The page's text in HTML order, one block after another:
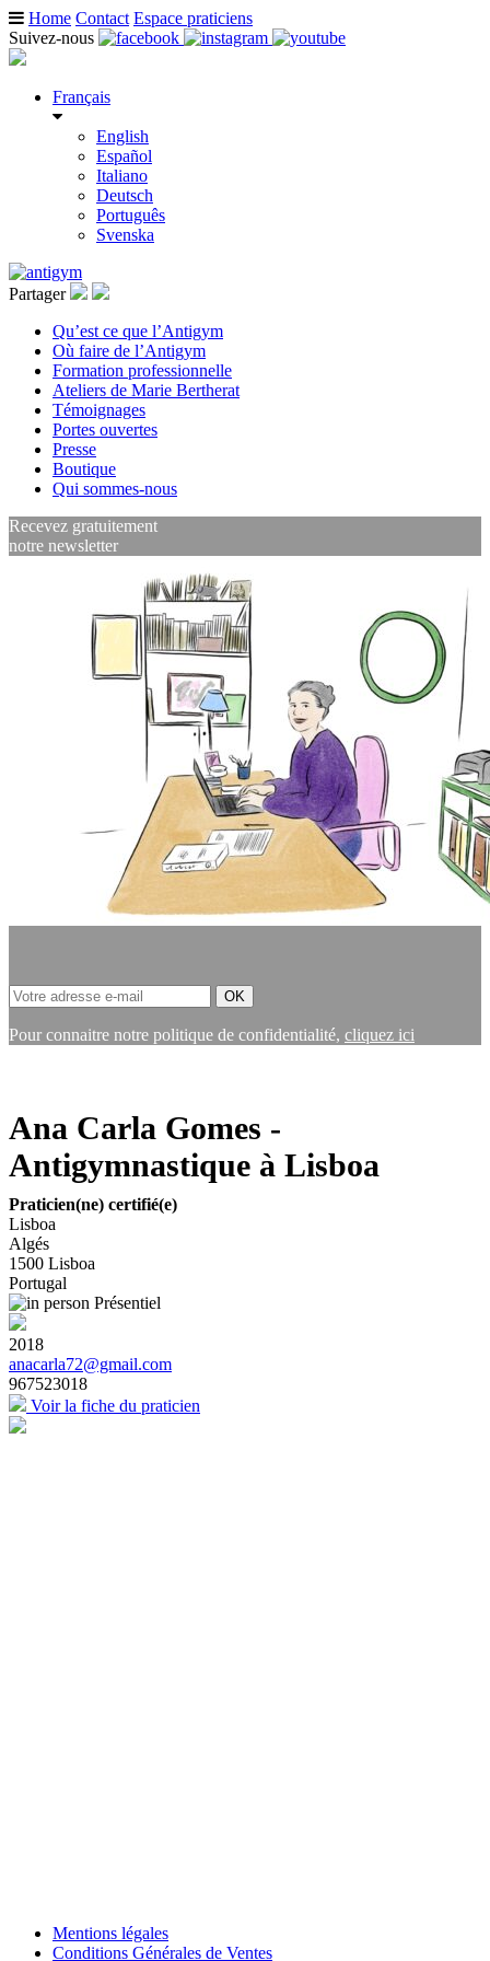
Home Contact Espace praticiens
Suivez-nous
Français
English
Español
Italiano
Deutsch
Português
Svenska
Partager
Qu’est ce que l’Antigym
Où faire de l’Antigym
Formation professionnelle
Ateliers de Marie Bertherat
Témoignages
Portes ouvertes
Presse
Boutique
Qui sommes-nous
Recevez gratuitement
notre newsletter
Pour connaitre notre politique de confidentialité, cliquez ici
Ana Carla Gomes -
Antigymnastique à Lisboa
Praticien(ne) certifié(e)
Lisboa
Algés
1500 Lisboa
Portugal
Présentiel
2018
anacarla72@gmail.com
967523018
Voir la fiche du praticien
Mentions légales
Conditions Générales de Ventes